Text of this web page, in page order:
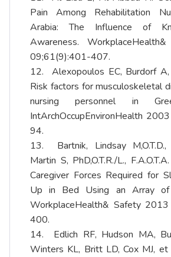
Pain Among Rehabilitation
Arabia: The Influence of
Awareness.
09;61(9):401-407.
12. Alexopoulos EC, Burdorf A,
Risk factors for musculoskeletal
nursing personnel in
IntArchOccupEnvironHealth
94.
13. Bartnik, Lindsay M,O.T.D.,
Martin S, PhD,O.T.R./L.,
Caregiver Forces Required for
Up in Bed Using an Array of
WorkplaceHealth& Safety
400.
14. Edlich RF, Hudson MA,
Winters KL, Britt LD, Cox MJ, et